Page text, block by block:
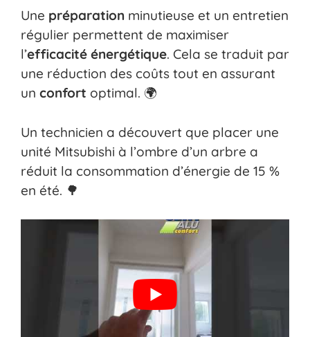
Une préparation minutieuse et un entretien
régulier permettent de maximiser
l’efficacité énergétique. Cela se traduit par
une réduction des coûts tout en assurant
un confort optimal. 🌍
Un technicien a découvert que placer une
unité Mitsubishi à l’ombre d’un arbre a
réduit la consommation d’énergie de 15 %
en été. 🌳